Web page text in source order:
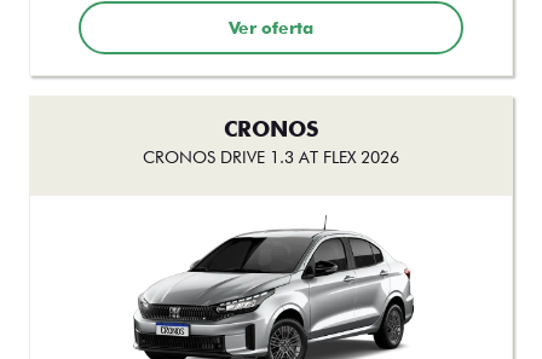
Ver oferta
CRONOS
CRONOS DRIVE 1.3 AT FLEX 2026